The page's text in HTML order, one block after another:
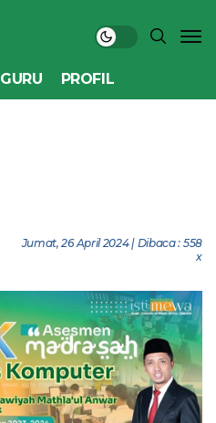
GURU PROFIL
Jumat, 26 April 2024 | Dibaca : 558
x